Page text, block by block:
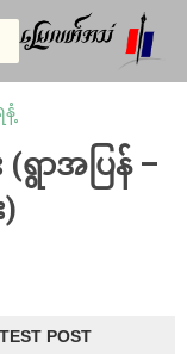
နံ့
ရွာအပြန် –
POST